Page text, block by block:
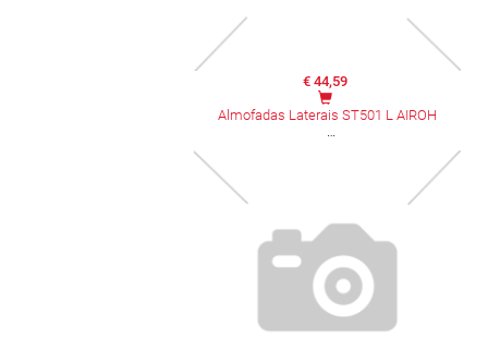
€ 44,59
Almofadas Laterais ST501 L AIROH